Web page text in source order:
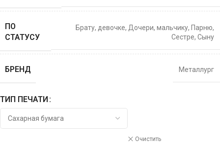
ПО
СТАТУСУ
Брату, девочке, Дочери, мальчику, Парню,
Сестре, Сыну
БРЕНД Металлург
ТИП ПЕЧАТИ
Очистить